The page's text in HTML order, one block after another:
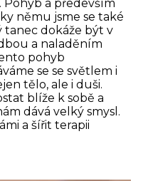
Pohyb a především
němu jsme se také
tanec dokáže být v
a naladěním
pohyb
se se světlem i
tělo, ale i duši.
blíže k sobě a
dává velký smysl.
a šířit terapii